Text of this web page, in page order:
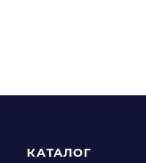
КАТАЛОГ